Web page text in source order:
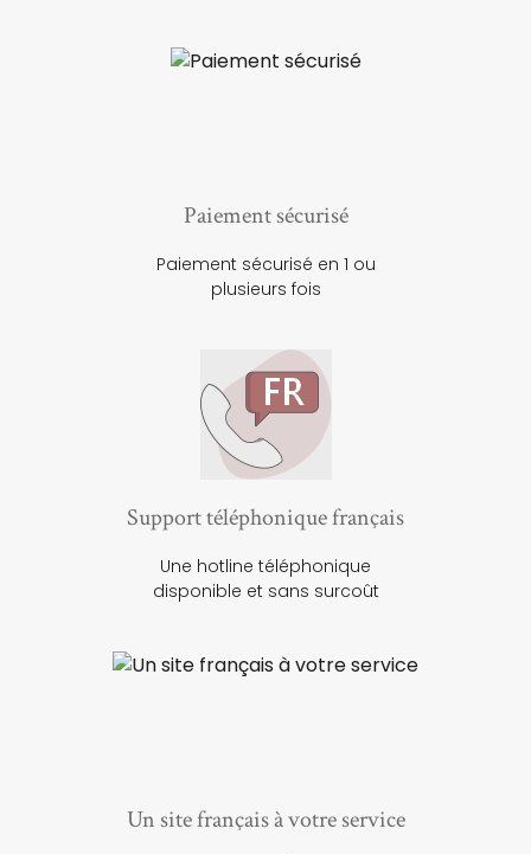
Paiement sécurisé
Paiement sécurisé en 1 ou
plusieurs fois
Support téléphonique français
Une hotline téléphonique
disponible et sans surcoût
Un site français à votre service